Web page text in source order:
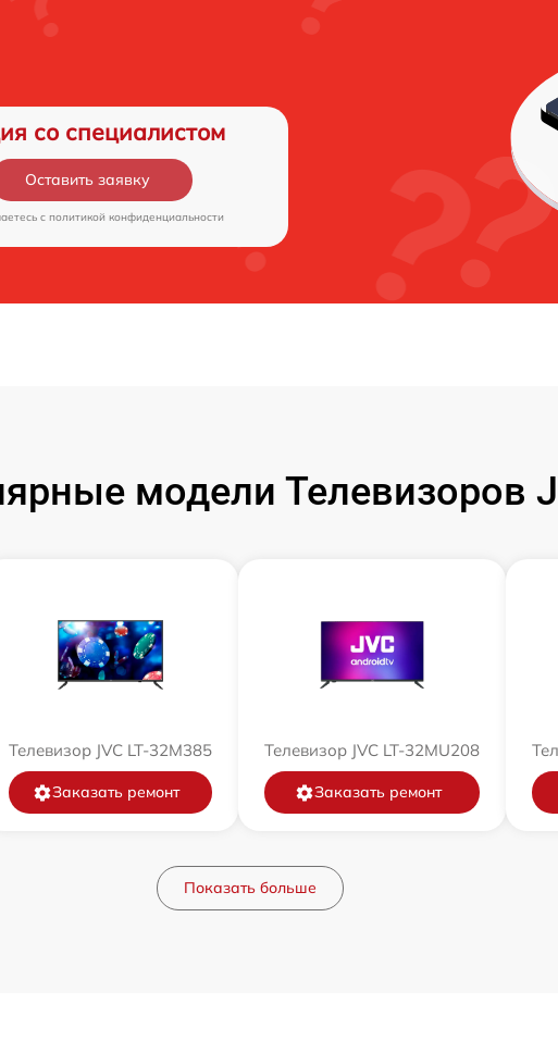
со специалистом
Оставить заявку
c политикой конфиденциальности
модели Телевизоров
Телевизор JVC LT-32M385
Заказать ремонт
Телевизор JVC LT-32MU208
Заказать ремонт
Показать больше